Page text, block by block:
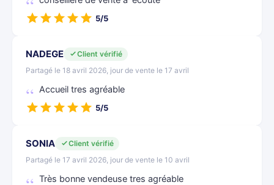
5/5
NADEGE
Client vérifié
Partagé le 18 avril 2026, jour de vente le 17 avril
Accueil tres agréable
5/5
SONIA
Client vérifié
Partagé le 17 avril 2026, jour de vente le 10 avril
Très bonne vendeuse tres agréable